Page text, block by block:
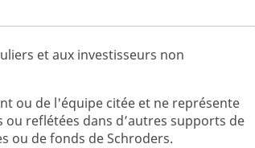
et aux investisseurs non
ou de l'équipe citée et ne représente
reflétées dans d’autres supports de
ou de fonds de Schroders.